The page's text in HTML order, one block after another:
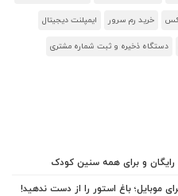
خرید رم سرور ایمپلنت دیجیتال
دستگاه ذخیره و ثبت شماره مشتری
رایگان و برای همه سنین کودک
موبایل؛ باغ استور را از دست ندهید!